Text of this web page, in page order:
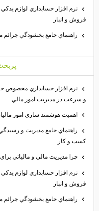
نرم افزار حسابداري لوازم
فروش و انبار
راهنماي جامع بخشودگي جرائم
نرم افزار حسابداري مخصوص
و سرعت در مديريت امور مالي
اهميت هوشمند سازي امور
راهنماي جامع مديريت و رسيدگي
كسب و كار
چرا مديريت مالي و مالياتي
نرم افزار حسابداري لوازم
فروش و انبار
راهنماي جامع بخشودگي جرائم